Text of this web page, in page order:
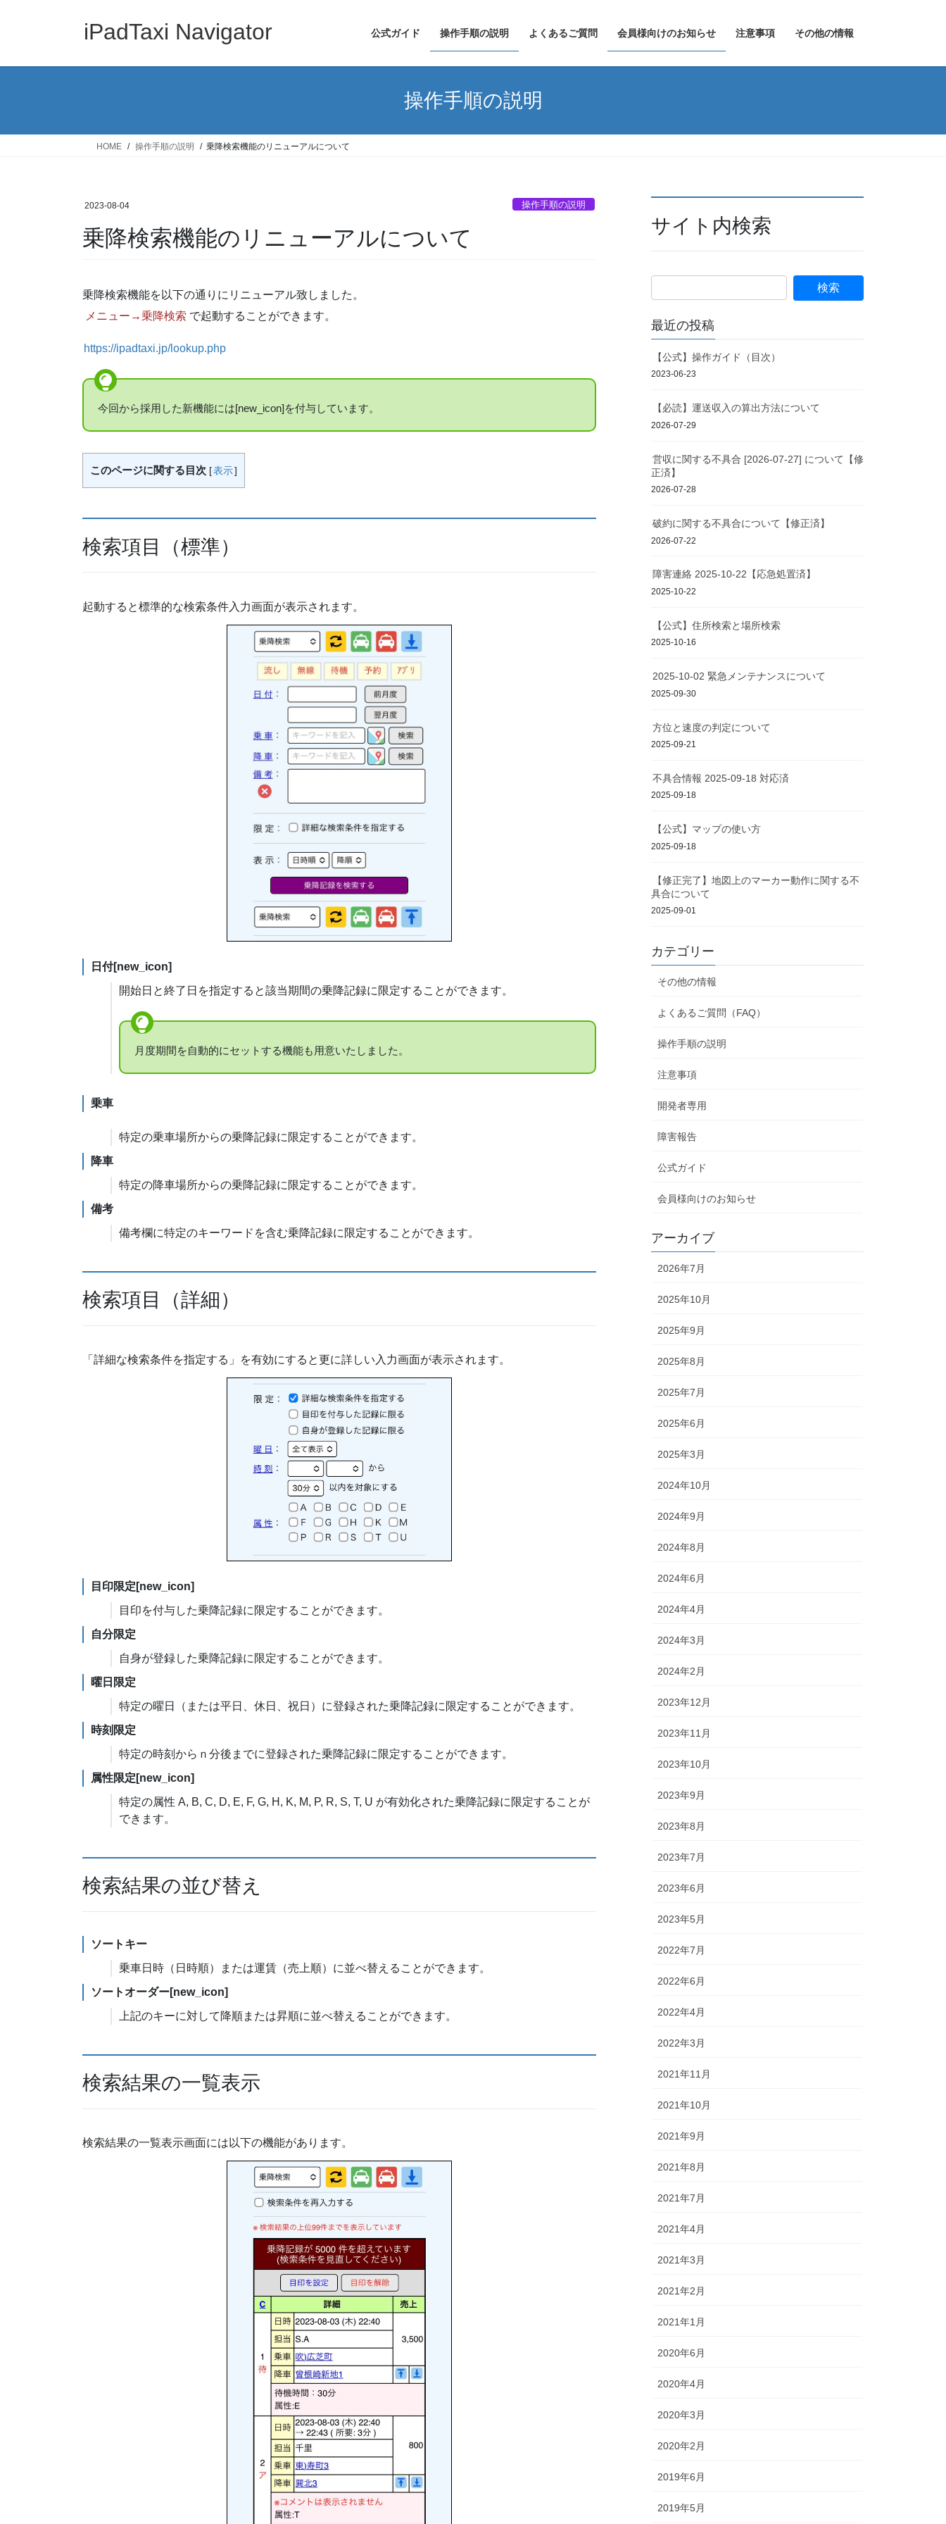
iPadTaxi Navigator 公式ガイド 操作手順の説明 よくあるご質問 会員様向けのお知らせ 注意事項 その他の情報
操作手順の説明
HOME 操作手順の説明 乗降検索機能のリニューアルについて
2023-08-04 操作手順の説明
乗降検索機能のリニューアルについて
乗降検索機能を以下の通りにリニューアル致しました。
メニュー→乗降検索 で起動することができます。
https://ipadtaxi.jp/lookup.php
今回から採用した新機能には[new_icon]を付与しています。
このページに関する目次 [表示]
検索項目（標準）
起動すると標準的な検索条件入力画面が表示されます。
日付[new_icon]
開始日と終了日を指定すると該当期間の乗降記録に限定することができます。
月度期間を自動的にセットする機能も用意いたしました。
乗車
特定の乗車場所からの乗降記録に限定することができます。
降車
特定の降車場所からの乗降記録に限定することができます。
備考
備考欄に特定のキーワードを含む乗降記録に限定することができます。
検索項目（詳細）
「詳細な検索条件を指定する」を有効にすると更に詳しい入力画面が表示されます。
目印限定[new_icon]
目印を付与した乗降記録に限定することができます。
自分限定
自身が登録した乗降記録に限定することができます。
曜日限定
特定の曜日（または平日、休日、祝日）に登録された乗降記録に限定することができます。
時刻限定
特定の時刻からｎ分後までに登録された乗降記録に限定することができます。
属性限定[new_icon]
特定の属性 A, B, C, D, E, F, G, H, K, M, P, R, S, T, U が有効化された乗降記録に限定することが
できます。
検索結果の並び替え
ソートキー
乗車日時（日時順）または運賃（売上順）に並べ替えることができます。
ソートオーダー[new_icon]
上記のキーに対して降順または昇順に並べ替えることができます。
検索結果の一覧表示
検索結果の一覧表示画面には以下の機能があります。
サイト内検索
最近の投稿
【公式】操作ガイド（目次）
2023-06-23
【必読】運送収入の算出方法について
2026-07-29
営収に関する不具合 [2026-07-27] について【修
正済】
2026-07-28
破約に関する不具合について【修正済】
2026-07-22
障害連絡 2025-10-22【応急処置済】
2025-10-22
【公式】住所検索と場所検索
2025-10-16
2025-10-02 緊急メンテナンスについて
2025-09-30
方位と速度の判定について
2025-09-21
不具合情報 2025-09-18 対応済
2025-09-18
【公式】マップの使い方
2025-09-18
【修正完了】地図上のマーカー動作に関する不
具合について
2025-09-01
カテゴリー
その他の情報
よくあるご質問（FAQ）
操作手順の説明
注意事項
開発者専用
障害報告
公式ガイド
会員様向けのお知らせ
アーカイブ
2026年7月
2025年10月
2025年9月
2025年8月
2025年7月
2025年6月
2025年3月
2024年10月
2024年9月
2024年8月
2024年6月
2024年4月
2024年3月
2024年2月
2023年12月
2023年11月
2023年10月
2023年9月
2023年8月
2023年7月
2023年6月
2023年5月
2022年7月
2022年6月
2022年4月
2022年3月
2021年11月
2021年10月
2021年9月
2021年8月
2021年7月
2021年4月
2021年3月
2021年2月
2021年1月
2020年6月
2020年4月
2020年3月
2020年2月
2019年6月
2019年5月